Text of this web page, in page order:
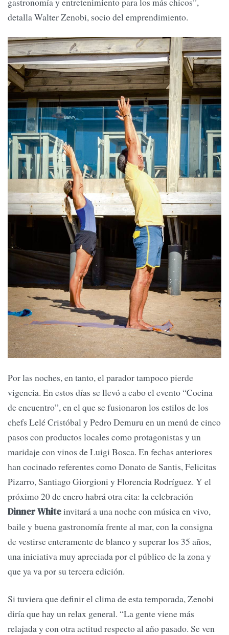
detalla Walter Zenobi, socio del emprendimiento.
Por las noches, en tanto, el parador tampoco pierde
vigencia. En estos días se llevó a cabo el evento “Cocina
de encuentro”, en el que se fusionaron los estilos de los
chefs Lelé Cristóbal y Pedro Demuru en un menú de cinco
pasos con productos locales como protagonistas y un
maridaje con vinos de Luigi Bosca. En fechas anteriores
han cocinado referentes como Donato de Santis, Felicitas
Pizarro, Santiago Giorgioni y Florencia Rodríguez. Y el
próximo 20 de enero habrá otra cita: la celebración
Dinner Whiteinvitará a una noche con música en vivo,
baile y buena gastronomía frente al mar, con la consigna
de vestirse enteramente de blanco y superar los 35 años,
una iniciativa muy apreciada por el público de la zona y
que ya va por su tercera edición.
Si tuviera que definir el clima de esta temporada, Zenobi
diría que hay un relax general. “La gente viene más
relajada y con otra actitud respecto al año pasado. Se ven